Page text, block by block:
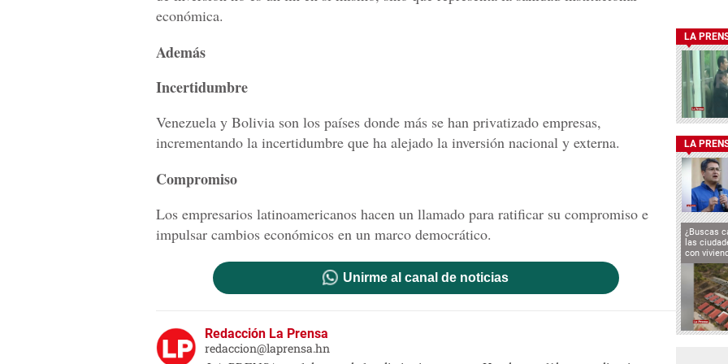
económica.
Además
Incertidumbre
Venezuela y Bolivia son los países donde más se han privatizado empresas,
incrementando la incertidumbre que ha alejado la inversión nacional y externa.
Compromiso
Los empresarios latinoamericanos hacen un llamado para ratificar su compromiso e
impulsar cambios económicos en un marco democrático.
Unirme al canal de noticias
Redacción La Prensa
redaccion@laprensa.hn
LA
LA
¿Buscas
las
con